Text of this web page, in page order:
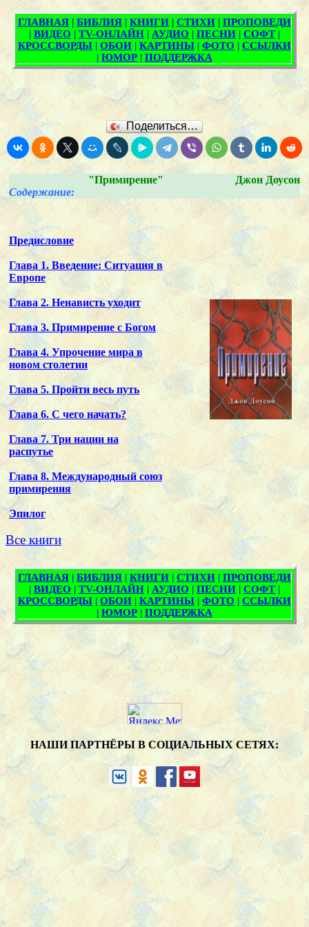
Поделиться…
"Примирение"
Джон Доусон
Содержание:
Предисловие
Глава 1. Введение: Ситуация в
Европе
Глава 2. Ненависть уходит
Глава 3. Примирение с Богом
Глава 4. Упрочение мира в
новом столетии
Глава 5. Пройти весь путь
Глава 6. С чего начать?
Глава 7. Три нации на
распутье
Глава 8. Международный союз
примирения
Эпилог
Все книги